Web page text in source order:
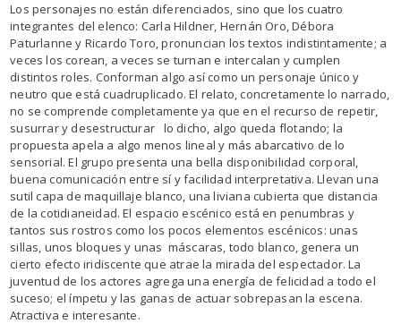
Los personajes no están diferenciados, sino que los cuatro
integrantes del elenco: Carla Hildner, Hernán Oro, Débora
Paturlanne y Ricardo Toro, pronuncian los textos indistintamente; a
veces los corean, a veces se turnan e intercalan y cumplen
distintos roles. Conforman algo así como un personaje único y
neutro que está cuadruplicado. El relato, concretamente lo narrado,
no se comprende completamente ya que en el recurso de repetir,
susurrar y desestructurar lo dicho, algo queda flotando; la
propuesta apela a algo menos lineal y más abarcativo de lo
sensorial. El grupo presenta una bella disponibilidad corporal,
buena comunicación entre sí y facilidad interpretativa. Llevan una
sutil capa de maquillaje blanco, una liviana cubierta que distancia
de la cotidianeidad. El espacio escénico está en penumbras y
tantos sus rostros como los pocos elementos escénicos: unas
sillas, unos bloques y unas máscaras, todo blanco, genera un
cierto efecto iridiscente que atrae la mirada del espectador. La
juventud de los actores agrega una energía de felicidad a todo el
suceso; el ímpetu y las ganas de actuar sobrepasan la escena.
Atractiva e interesante.